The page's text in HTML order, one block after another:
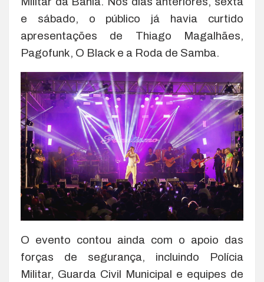
e sábado, o público já havia curtido
apresentações de Thiago Magalhães,
Pagofunk, O Black e a Roda de Samba.
O evento contou ainda com o apoio das
forças de segurança, incluindo Polícia
Militar, Guarda Civil Municipal e equipes de